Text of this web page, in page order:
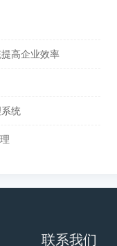
高企业效率
统
联系我们